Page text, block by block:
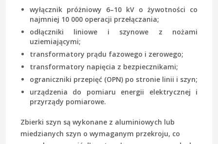
wyłącznik próżniowy 6–10 kV o żywotności co
najmniej 10 000 operacji przełączania;
odłączniki liniowe i szynowe z nożami
uziemiającymi;
transformatory prądu fazowego i zerowego;
transformatory napięcia z bezpiecznikami;
ograniczniki przepięć (OPN) po stronie linii i szyn;
urządzenia do pomiaru energii elektrycznej i
przyrządy pomiarowe.
Zbierki szyn są wykonane z aluminiowych lub
miedzianych szyn o wymaganym przekroju, co